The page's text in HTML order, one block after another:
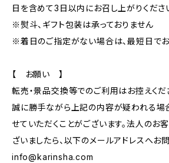
日を含めて3日以内にお召し上がりくださ
※熨斗、ギフト包装は承っておりません
※着日のご指定がない場合は、最短日でお
【 お願い 】
転売・景品交換等でのご利用はお控えくだ
誠に勝手ながら上記の内容が疑われる場
せていただくことがございます。法人のお
ざいましたら、以下のメールアドレスへお
info@karinsha.com